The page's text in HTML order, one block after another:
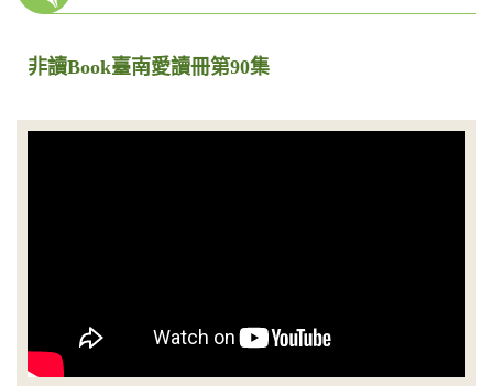
非讀Book臺南愛讀冊第90集